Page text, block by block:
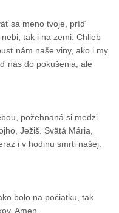
sa meno tvoje, príď
tak i na zemi. Chlieb
nám naše viny, ako i my
nás do pokušenia, ale
požehnaná si medzi
Ježiš. Svätá Mária,
i v hodinu smrti našej.
bolo na počiatku, tak
Amen.